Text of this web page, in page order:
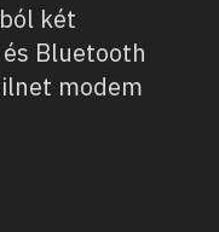
két
Bluetooth
modem